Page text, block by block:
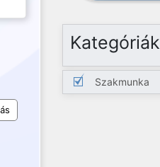
Kategóriák
Szakmunka